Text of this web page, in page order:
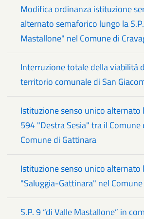
Modifica ordinanza istituzione
alternato semaforico lungo la
Mastallone" nel Comune di
Interruzione totale della viabilità
territorio comunale di San
Istituzione senso unico alternato
594 "Destra Sesia" tra il Comune
Comune di Gattinara
Istituzione senso unico alternato
"Saluggia-Gattinara" nel
S.P. 9 “di Valle Mastallone” in